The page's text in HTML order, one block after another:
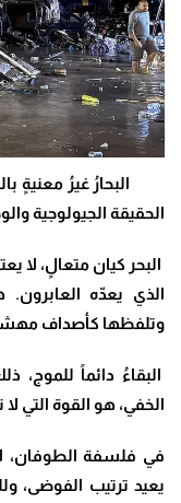
البحارُ غيرُ
الحقيقة الجيولوجية
البحر كيان متعالٍ، لا
الذي يعدّه العابرون.
وتلفظها كأصداف
البقاءُ دائماً للموج،
الخفي، هو القوة التي
في فلسفة الطوفان، لا
يعيد ترتيب الفوضى،